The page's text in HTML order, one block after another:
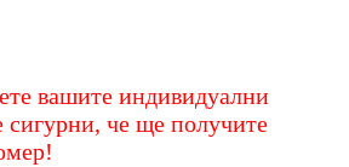
вашите индивидуални
сигурни, че ще получите